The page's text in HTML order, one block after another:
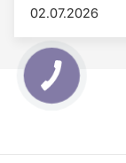
02.07.2026